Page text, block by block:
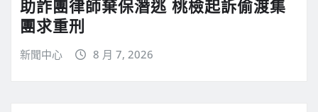
助詐團律師棄保潛逃 桃檢起訴偷渡集
團求重刑
新聞中心 8 月 7, 2026